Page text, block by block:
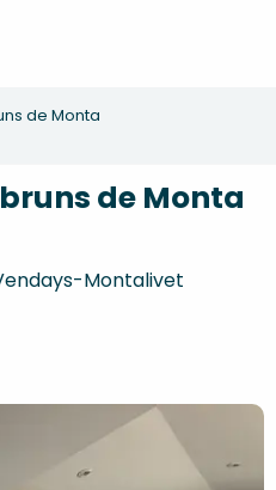
de Monta
de Monta
Montalivet